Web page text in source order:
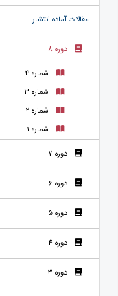
مقالات آماده انتشار
دوره 8
شماره 4
شماره 3
شماره 2
شماره 1
دوره 7
دوره 6
دوره 5
دوره 4
دوره 3